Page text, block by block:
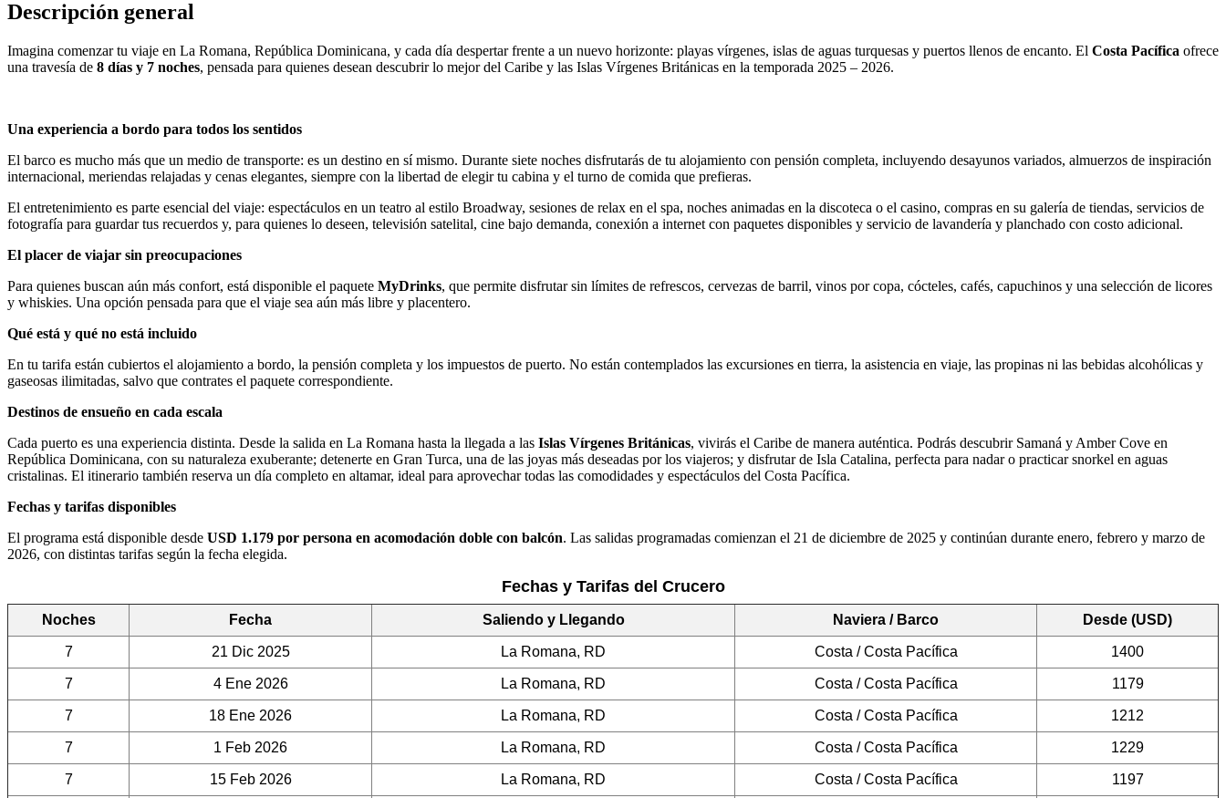
Descripción general
Imagina comenzar tu viaje en La Romana, República Dominicana, y cada día despertar frente a un nuevo horizonte: playas vírgenes, islas de aguas turquesas y puertos llenos de encanto. El Costa Pacífica ofrece
una travesía de 8 días y 7 noches, pensada para quienes desean descubrir lo mejor del Caribe y las Islas Vírgenes Británicas en la temporada 2025 – 2026.
Una experiencia a bordo para todos los sentidos
El barco es mucho más que un medio de transporte: es un destino en sí mismo. Durante siete noches disfrutarás de tu alojamiento con pensión completa, incluyendo desayunos variados, almuerzos de inspiración
internacional, meriendas relajadas y cenas elegantes, siempre con la libertad de elegir tu cabina y el turno de comida que prefieras.
El entretenimiento es parte esencial del viaje: espectáculos en un teatro al estilo Broadway, sesiones de relax en el spa, noches animadas en la discoteca o el casino, compras en su galería de tiendas, servicios de
fotografía para guardar tus recuerdos y, para quienes lo deseen, televisión satelital, cine bajo demanda, conexión a internet con paquetes disponibles y servicio de lavandería y planchado con costo adicional.
El placer de viajar sin preocupaciones
Para quienes buscan aún más confort, está disponible el paquete MyDrinks, que permite disfrutar sin límites de refrescos, cervezas de barril, vinos por copa, cócteles, cafés, capuchinos y una selección de licores
y whiskies. Una opción pensada para que el viaje sea aún más libre y placentero.
Qué está y qué no está incluido
En tu tarifa están cubiertos el alojamiento a bordo, la pensión completa y los impuestos de puerto. No están contemplados las excursiones en tierra, la asistencia en viaje, las propinas ni las bebidas alcohólicas y
gaseosas ilimitadas, salvo que contrates el paquete correspondiente.
Destinos de ensueño en cada escala
Cada puerto es una experiencia distinta. Desde la salida en La Romana hasta la llegada a las Islas Vírgenes Británicas, vivirás el Caribe de manera auténtica. Podrás descubrir Samaná y Amber Cove en
República Dominicana, con su naturaleza exuberante; detenerte en Gran Turca, una de las joyas más deseadas por los viajeros; y disfrutar de Isla Catalina, perfecta para nadar o practicar snorkel en aguas
cristalinas. El itinerario también reserva un día completo en altamar, ideal para aprovechar todas las comodidades y espectáculos del Costa Pacífica.
Fechas y tarifas disponibles
El programa está disponible desde USD 1.179 por persona en acomodación doble con balcón. Las salidas programadas comienzan el 21 de diciembre de 2025 y continúan durante enero, febrero y marzo de
2026, con distintas tarifas según la fecha elegida.
Fechas y Tarifas del Crucero
Noches Fecha Saliendo y Llegando Naviera / Barco Desde (USD)
7 21 Dic 2025 La Romana, RD Costa / Costa Pacífica 1400
7 4 Ene 2026 La Romana, RD Costa / Costa Pacífica 1179
7 18 Ene 2026 La Romana, RD Costa / Costa Pacífica 1212
7 1 Feb 2026 La Romana, RD Costa / Costa Pacífica 1229
7 15 Feb 2026 La Romana, RD Costa / Costa Pacífica 1197